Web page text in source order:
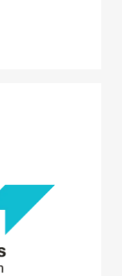
à caractère
de l’entreprise. Il
concrétiser les
moyens mis à
trois centres de
de formateurs
d’hébergement
conditions.